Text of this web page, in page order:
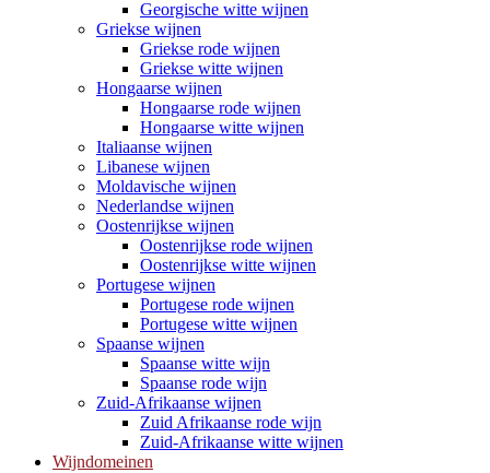
Georgische witte wijnen
Griekse wijnen
Griekse rode wijnen
Griekse witte wijnen
Hongaarse wijnen
Hongaarse rode wijnen
Hongaarse witte wijnen
Italiaanse wijnen
Libanese wijnen
Moldavische wijnen
Nederlandse wijnen
Oostenrijkse wijnen
Oostenrijkse rode wijnen
Oostenrijkse witte wijnen
Portugese wijnen
Portugese rode wijnen
Portugese witte wijnen
Spaanse wijnen
Spaanse witte wijn
Spaanse rode wijn
Zuid-Afrikaanse wijnen
Zuid Afrikaanse rode wijn
Zuid-Afrikaanse witte wijnen
Wijndomeinen